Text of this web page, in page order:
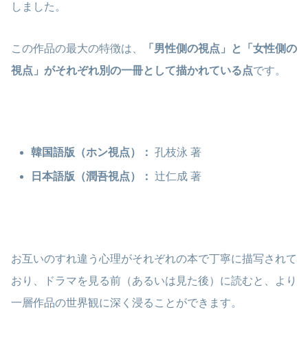
しました。
この作品の最大の特徴は、
「男性側の視点」と「女性側の
視点」がそれぞれ別の一冊として描かれている点です。
韓国語版（ホン視点）： 孔枝泳 著
日本語版（潤吾視点）： 辻仁成 著
お互いのすれ違う心理がそれぞれの本で丁寧に描写されて
おり、ドラマを見る前（あるいは見た後）に読むと、より
一層作品の世界観に深く浸ることができます。